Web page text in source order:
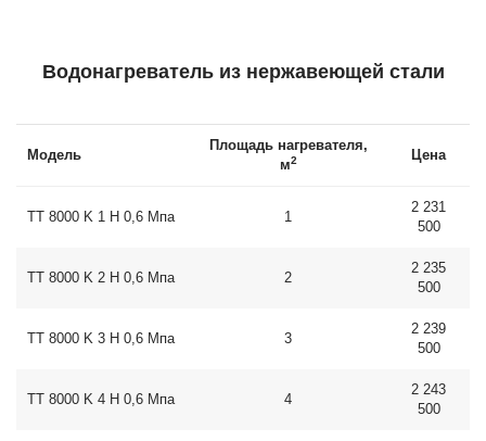
Водонагреватель из нержавеющей стали
Модель
Площадь нагревателя,
м2 Цена
ТТ 8000 K 1 Н 0,6 Мпа 1
2 231
500
ТТ 8000 K 2 Н 0,6 Мпа 2
2 235
500
ТТ 8000 K 3 Н 0,6 Мпа 3
2 239
500
ТТ 8000 K 4 Н 0,6 Мпа 4
2 243
500